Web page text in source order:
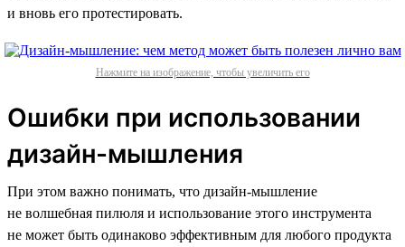
и вновь его протестировать.
Нажмите на изображение, чтобы увеличить его
Ошибки при использовании
дизайн-мышления
При этом важно понимать, что дизайн-мышление
не волшебная пилюля и использование этого инструмента
не может быть одинаково эффективным для любого продукта